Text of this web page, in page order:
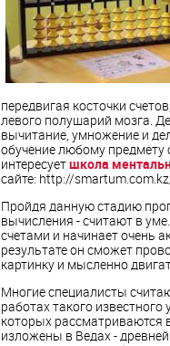
передвигая косточки
левого полушарий мозга.
вычитание, умножение и
обучение любому предмету
интересуетшкола
сайте: http://
Пройдя данную стадию
вычисления - считают в
счетами и начинает очень
результате он сможет
картинку и мысленно
Многие специалисты
работах такого известного
которых рассматриваются
изложены в Ведах -